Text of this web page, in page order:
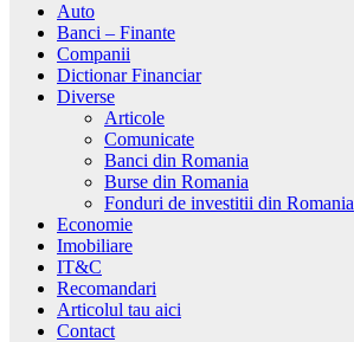
Auto
Banci – Finante
Companii
Dictionar Financiar
Diverse
Articole
Comunicate
Banci din Romania
Burse din Romania
Fonduri de investitii din Romania
Economie
Imobiliare
IT&C
Recomandari
Articolul tau aici
Contact